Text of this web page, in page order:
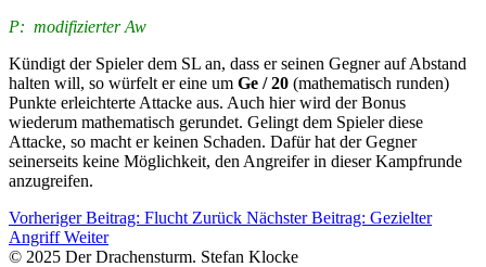
P: modifizierter Aw
Kündigt der Spieler dem SL an, dass er seinen Gegner auf Abstand
halten will, so würfelt er eine um Ge / 20 (mathematisch runden)
Punkte erleichterte Attacke aus. Auch hier wird der Bonus
wiederum mathematisch gerundet. Gelingt dem Spieler diese
Attacke, so macht er keinen Schaden. Dafür hat der Gegner
seinerseits keine Möglichkeit, den Angreifer in dieser Kampfrunde
anzugreifen.
Vorheriger Beitrag: Flucht Zurück Nächster Beitrag: Gezielter
AngriffWeiter
© 2025 Der Drachensturm. Stefan Klocke